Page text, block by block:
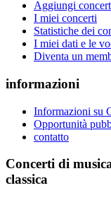
Aggiungi
I miei concerti
Statistiche dei
I miei dati e le
Diventa un
informazioni
Informazioni su
Opportunità
contatto
Concerti di
classica